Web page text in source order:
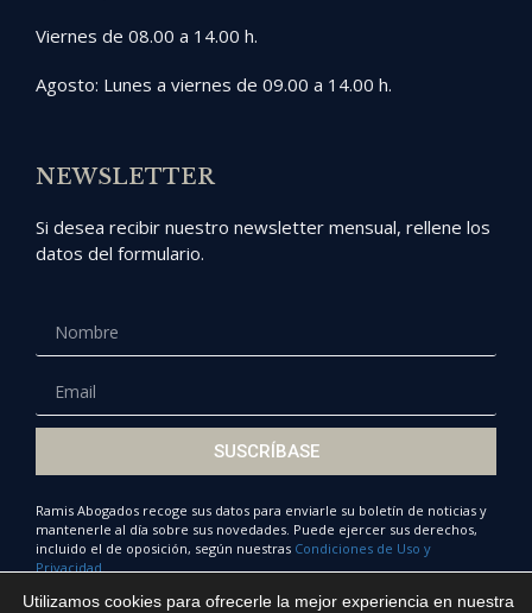
Viernes de 08.00 a 14.00 h.
Agosto: Lunes a viernes de 09.00 a 14.00 h.
NEWSLETTER
Si desea recibir nuestro newsletter mensual, rellene los
datos del formulario.
SUSCRÍBASE
Ramis Abogados recoge sus datos para enviarle su boletín de noticias y
mantenerle al día sobre sus novedades. Puede ejercer sus derechos,
incluido el de oposición, según nuestras Condiciones de Uso y
Privacidad.
Utilizamos cookies para ofrecerle la mejor experiencia en nuestra